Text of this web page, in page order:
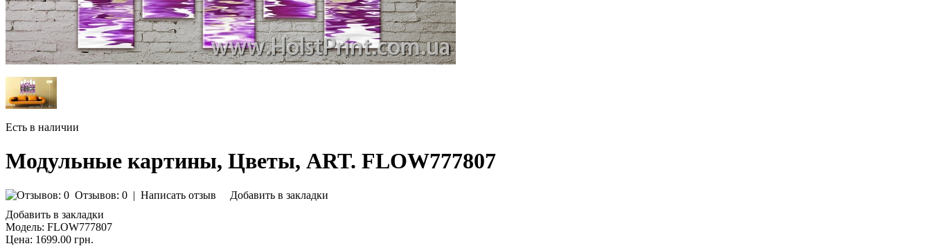
Есть в наличии
Модульные картины, Цветы, ART. FLOW777807
Отзывов: 0 | Написать отзыв
Добавить в закладки
Добавить в закладки
Модель: FLOW777807
Цена: 1699.00 грн.